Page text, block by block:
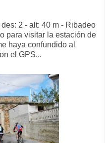
2 - alt: 40 m - Ribadeo
para visitar la estación de
haya confundido al
el GPS...